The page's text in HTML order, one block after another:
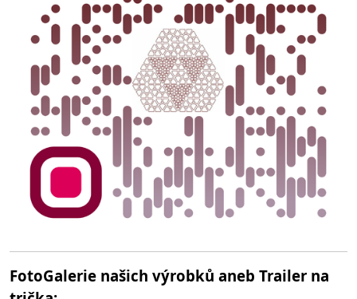
FotoGalerie našich výrobků aneb Trailer na